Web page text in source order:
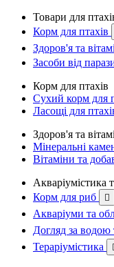
Товари для
Корм для птахів
Здоров'я та
Засоби від
Корм для птахів
Сухий корм для
Ласощі для
Здоров'я та
Мінеральні
Вітаміни та
Акваріумістика
Корм для риб

Акваріуми та
Догляд за водою
Тераріумістика